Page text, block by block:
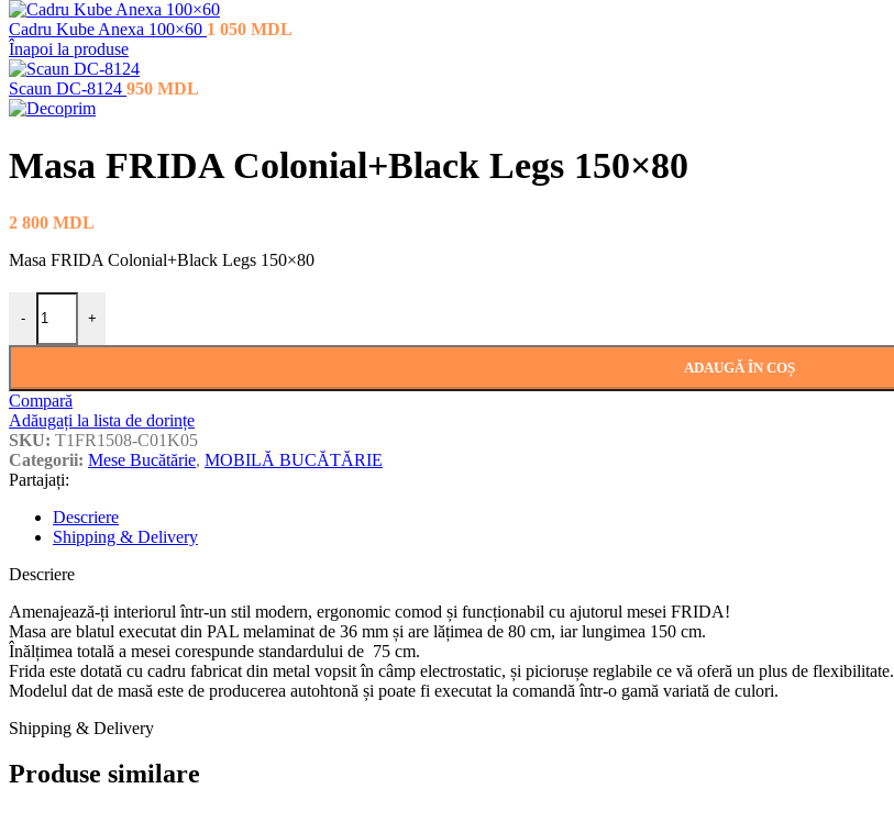
Cadru Kube Anexa 100×60 1 050 MDL
Înapoi la produse
Scaun DC-8124 950 MDL
Masa FRIDA Colonial+Black Legs 150×80
2 800 MDL
Masa FRIDA Colonial+Black Legs 150×80
-
Cantitate Masa FRIDA Colonial+Black Legs 150×80
+
ADAUGĂ ÎN COȘ
Compară
Adăugați la lista de dorințe
SKU: T1FR1508-C01K05
Categorii: Mese Bucătărie, MOBILĂ BUCĂTĂRIE
Partajați:
Descriere
Shipping & Delivery
Descriere
Amenajează-ți interiorul într-un stil modern, ergonomic comod și funcționabil cu ajutorul mesei FRIDA!
Masa are blatul executat din PAL melaminat de 36 mm și are lățimea de 80 cm, iar lungimea 150 cm.
Înălțimea totală a mesei corespunde standardului de 75 cm.
Frida este dotată cu cadru fabricat din metal vopsit în câmp electrostatic, și piciorușe reglabile ce vă oferă un plus de flexibilitate.
Modelul dat de masă este de producerea autohtonă și poate fi executat la comandă într-o gamă variată de culori.
Shipping & Delivery
Produse similare